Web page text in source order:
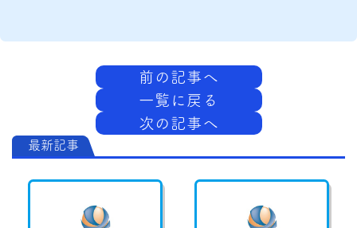
前の記事へ
一覧に戻る
次の記事へ
最新記事